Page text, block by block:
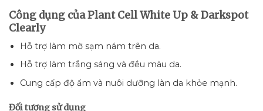
Công dụng của Plant Cell White Up & Darkspot
Clearly
Hỗ trợ làm mờ sạm nám trên da.
Hỗ trợ làm trắng sáng và đều màu da.
Cung cấp độ ẩm và nuôi dưỡng làn da khỏe mạnh.
Đối tượng sử dụng